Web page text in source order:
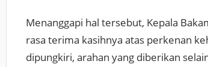
Menanggapi hal tersebut, Kepala
rasa terima kasihnya atas perkenan
dipungkiri, arahan yang diberikan